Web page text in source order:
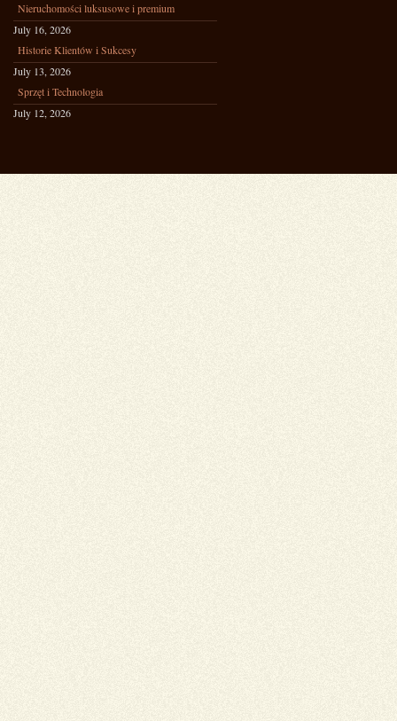
Nieruchomości luksusowe i premium
July 16, 2026
Historie Klientów i Sukcesy
July 13, 2026
Sprzęt i Technologia
July 12, 2026